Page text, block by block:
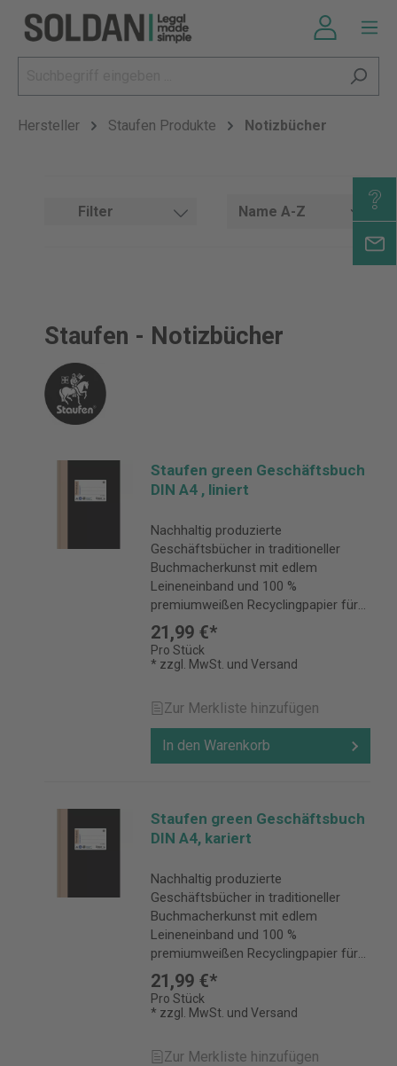
Hersteller Staufen Produkte Notizbücher
Filter
Staufen - Notizbücher
Staufen green Geschäftsbuch
DIN A4 , liniert
Nachhaltig produzierte
Geschäftsbücher in traditioneller
Buchmacherkunst mit edlem
Leineneinband und 100 %
premiumweißen Recyclingpapier für
alle, die ihre handschriftlichen Notizen
für lange Zeit sicher aufbewahren
möchten.
21,99 €*
Pro Stück
* zzgl. MwSt. und Versand
Zur Merkliste hinzufügen
In den Warenkorb
Staufen green Geschäftsbuch
DIN A4, kariert
Nachhaltig produzierte
Geschäftsbücher in traditioneller
Buchmacherkunst mit edlem
Leineneinband und 100 %
premiumweißen Recyclingpapier für
alle, die ihre handschriftlichen Notizen
für lange Zeit sicher aufbewahren
möchten.
21,99 €*
Pro Stück
* zzgl. MwSt. und Versand
Zur Merkliste hinzufügen